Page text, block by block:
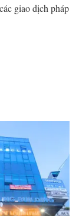
giao dịch pháp